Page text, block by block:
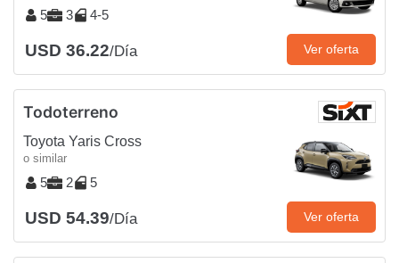
5 3 4-5
USD 36.22/Día Ver oferta
Todoterreno
Toyota Yaris Cross
o similar
5 2 5
USD 54.39/Día Ver oferta